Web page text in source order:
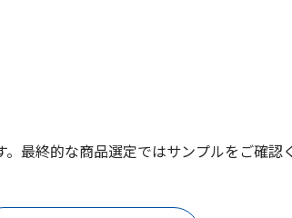
最終的な商品選定ではサンプルをご確認